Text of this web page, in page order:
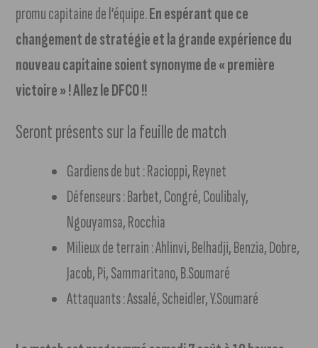
promu capitaine de l’équipe.En espérant que ce
changement de stratégie et la grande expérience du
nouveau capitaine soient synonyme de « première
victoire » ! Allez le DFCO !!
Seront présents sur la feuille de match
Gardiens de but : Racioppi, Reynet
Défenseurs : Barbet, Congré, Coulibaly,
Ngouyamsa, Rocchia
Milieux de terrain : Ahlinvi, Belhadji, Benzia, Dobre,
Jacob, Pi, Sammaritano, B.Soumaré
Attaquants : Assalé, Scheidler, Y.Soumaré